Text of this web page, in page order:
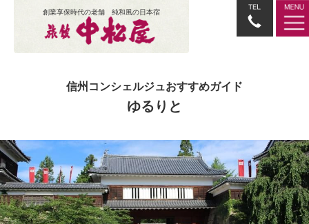
創業享保時代の老舗 純和風の日本宿
信州コンシェルジュおすすめガイド
ゆるりと